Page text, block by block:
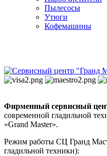
Пылесосы
Утюги
Кофемашины
Фирменный сервисный
современной гладильной
«Grand Master».
Режим работы СЦ Гранд
гладильной техники):